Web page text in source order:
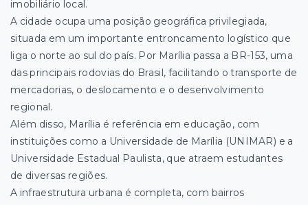
imobiliário local.
A cidade ocupa uma posição geográfica privilegiada,
situada em um importante entroncamento logístico que
liga o norte ao sul do país. Por Marília passa a BR-153, uma
das principais rodovias do Brasil, facilitando o transporte de
mercadorias, o deslocamento e o desenvolvimento
regional.
Além disso, Marília é referência em educação, com
instituições como a Universidade de Marília (UNIMAR) e a
Universidade Estadual Paulista, que atraem estudantes
de diversas regiões.
A infraestrutura urbana é completa, com bairros